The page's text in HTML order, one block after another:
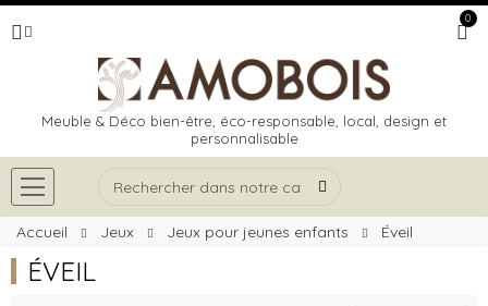
0
Meuble & Déco bien-être, éco-responsable, local, design et
personnalisable
Accueil Jeux Jeux pour jeunes enfants Éveil
ÉVEIL